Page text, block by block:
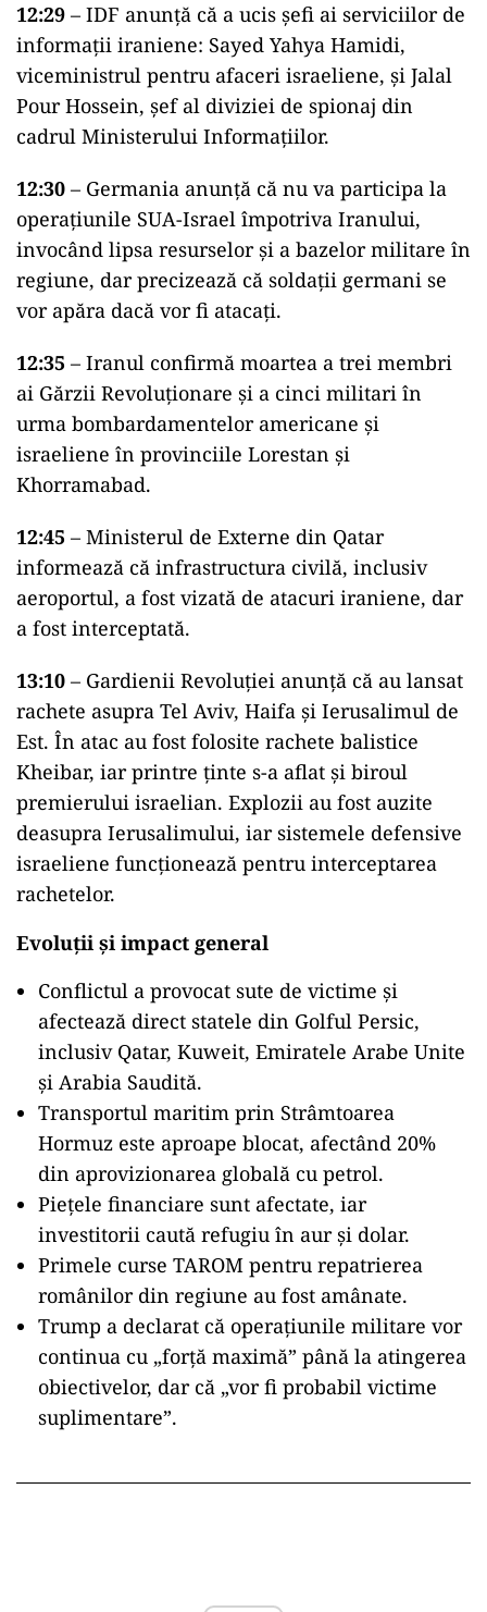
12:29 – IDF anunță că a ucis șefi ai serviciilor de
informații iraniene: Sayed Yahya Hamidi,
viceministrul pentru afaceri israeliene, și Jalal
Pour Hossein, șef al diviziei de spionaj din
cadrul Ministerului Informațiilor.
12:30 – Germania anunță că nu va participa la
operațiunile SUA-Israel împotriva Iranului,
invocând lipsa resurselor și a bazelor militare în
regiune, dar precizează că soldații germani se
vor apăra dacă vor fi atacați.
12:35 – Iranul confirmă moartea a trei membri
ai Gărzii Revoluționare și a cinci militari în
urma bombardamentelor americane și
israeliene în provinciile Lorestan și
Khorramabad.
12:45 – Ministerul de Externe din Qatar
informează că infrastructura civilă, inclusiv
aeroportul, a fost vizată de atacuri iraniene, dar
a fost interceptată.
13:10 – Gardienii Revoluției anunță că au lansat
rachete asupra Tel Aviv, Haifa și Ierusalimul de
Est. În atac au fost folosite rachete balistice
Kheibar, iar printre ținte s-a aflat și biroul
premierului israelian. Explozii au fost auzite
deasupra Ierusalimului, iar sistemele defensive
israeliene funcționează pentru interceptarea
rachetelor.
Evoluții și impact general
Conflictul a provocat sute de victime și
afectează direct statele din Golful Persic,
inclusiv Qatar, Kuweit, Emiratele Arabe Unite
și Arabia Saudită.
Transportul maritim prin Strâmtoarea
Hormuz este aproape blocat, afectând 20%
din aprovizionarea globală cu petrol.
Piețele financiare sunt afectate, iar
investitorii caută refugiu în aur și dolar.
Primele curse TAROM pentru repatrierea
românilor din regiune au fost amânate.
Trump a declarat că operațiunile militare vor
continua cu „forță maximă” până la atingerea
obiectivelor, dar că „vor fi probabil victime
suplimentare”.